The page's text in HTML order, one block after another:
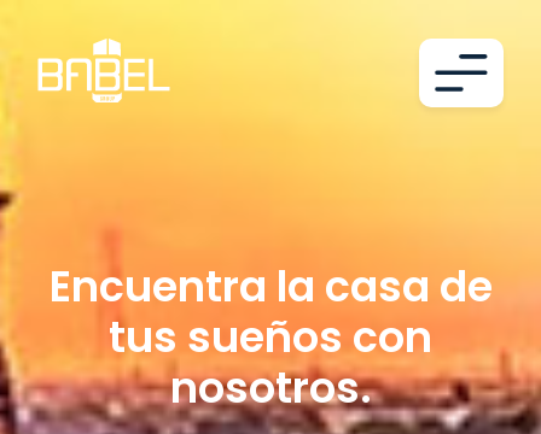
Encuentra la casa de
tus sueños con
nosotros.